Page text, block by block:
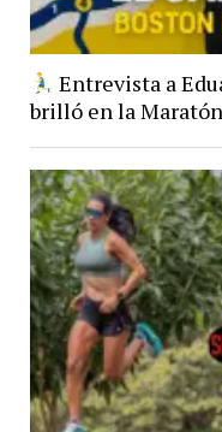
Entrevista a
brilló en la